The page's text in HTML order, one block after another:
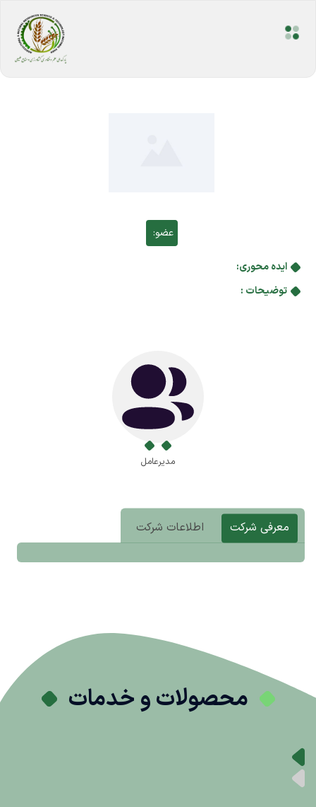
عضو:
ایده محوری:
توضیحات :
مدیرعامل
معرفی شرکت اطلاعات شرکت
محصولات و خدمات